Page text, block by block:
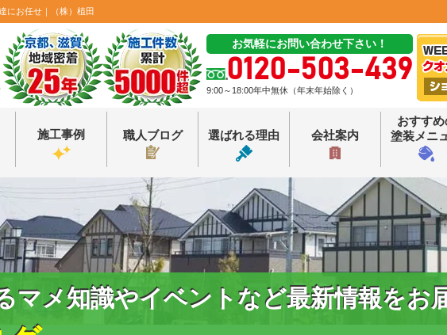
にお任せ｜（株）植田
お気軽にお問い合わせ下さい！
0120-503-439
9:00～18:00年中無休（年末年始除く）
施工事例 職人ブログ 選ばれる理由 会社案内
おすすめ
塗装メニ
マメ知識やイベントなど最新情報をお